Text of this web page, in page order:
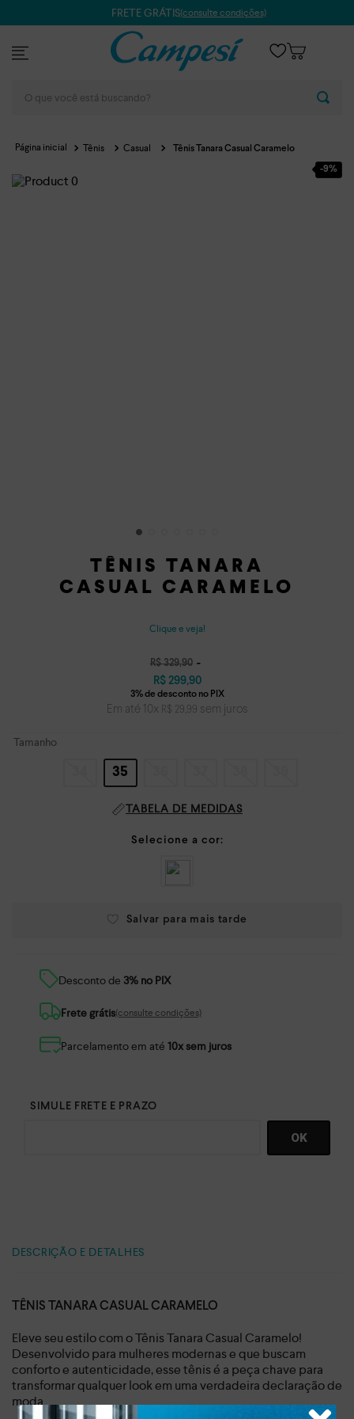
FRETE GRÁTIS(consulte condições)
Tênis Casual Tênis Tanara Casual Caramelo
-9%
TÊNIS TANARA
CASUAL CARAMELO
Clique e veja!
R$ 329,90
R$ 299,90
Em até 10x R$ 29,99 sem juros
Tamanho
35
TABELA DE MEDIDAS
Desconto de 3% no PIX
Frete grátis(consulte condições)
Parcelamento em até 10x sem juros
DESCRIÇÃO E DETALHES
TÊNIS TANARA CASUAL CARAMELO
Eleve seu estilo com o Tênis Tanara Casual Caramelo!
Desenvolvido para mulheres modernas e que buscam
conforto e autenticidade, esse tênis é a peça chave para
transformar qualquer look em uma verdadeira declaração de
moda.